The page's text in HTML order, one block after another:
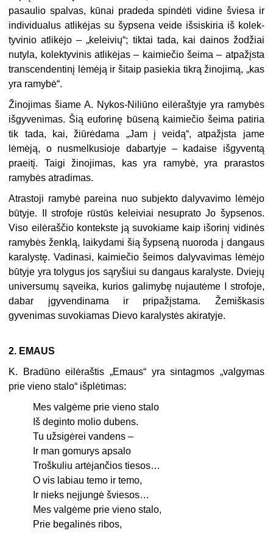
pasaulio spalvas, kūnai pra­deda spindėti vidine šviesa ir
individualus atlikėjas su šypsena veide išsiskiria iš kolek­
tyvinio atlikėjo – „keleivių“; tiktai tada, kai dainos žodžiai
nutyla, kolektyvinis atlikėjas – kaimiečio šeima – atpažįsta
transcendentinį lėmėją ir šitaip pasiekia tikrą žinojimą, „kas
yra ramybė“.
Žinojimas šiame A. Nykos-Niliūno eilėraštyje yra ramybės
išgyvenimas. Šią euforinę būseną kaimiečio šeima patiria
tik tada, kai, žiūrėdama „Jam į veidą“, atpažįsta jame
lėmėją, o nusmelkusioje dabartyje – kadaise išgyventą
praeitį. Taigi žinojimas, kas yra ramybė, yra prarastos
ramybės atradimas.
Atrastoji ramybė pareina nuo subjekto dalyvavimo lėmėjo
būtyje. II strofoje rūstūs keleiviai nesuprato Jo šypsenos.
Viso eilėraščio kontekste ją suvokiame kaip išorinį vi­dinės
ramybės ženklą, laikydami šią šypseną nuoroda į dangaus
karalystę. Vadinasi, kaimiečio šeimos dalyvavimas lėmėjo
būtyje yra tolygus jos sąryšiui su dangaus kara­lyste. Dviejų
universumų sąveika, kurios galimybę nujautėme I strofoje,
dabar įgyvendi­nama ir pripažįstama. Žemiškasis
gyvenimas suvokiamas Dievo karalystės akiratyje.
2. EMAUS
K. Bradūno eilėraštis „Emaus“ yra sintagmos „valgymas
prie vieno stalo“ išplėti­mas:
Mes valgėme prie vieno stalo
Iš deginto molio dubens.
Tu užsigėrei vandens –
Ir man gomurys apsalo
Troškuliu artėjančios tiesos…
O vis labiau temo ir temo,
Ir nieks neįjungė šviesos…
Mes valgėme prie vieno stalo,
Prie begalinės ribos,